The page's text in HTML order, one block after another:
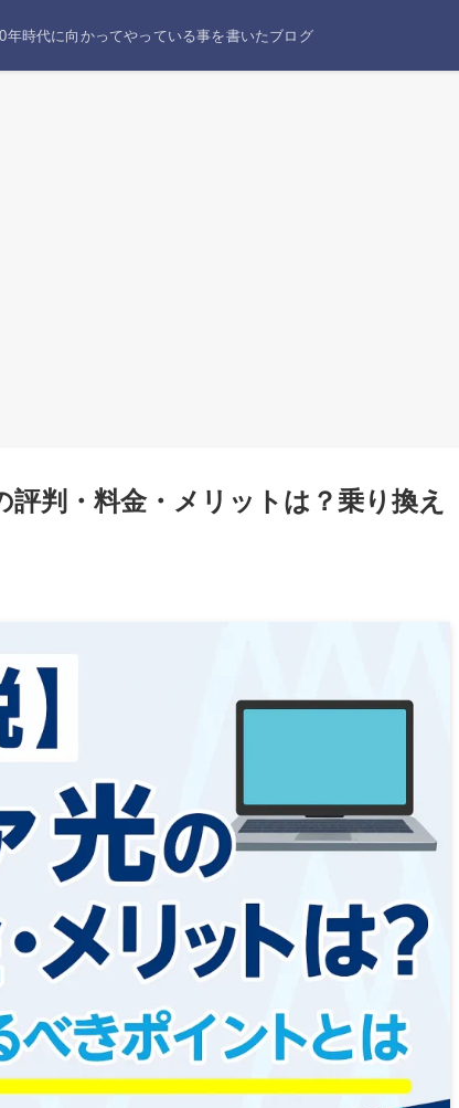
年時代に向かってやっている事を書いたブログ
評判・料金・メリットは？乗り換え